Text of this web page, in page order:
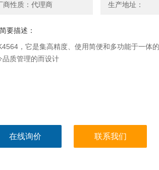
商性质：代理商 生产地址：
简要描述：
，它是集高精度、使用简便和多功能于一
品质管理的而设计
在线询价 联系我们